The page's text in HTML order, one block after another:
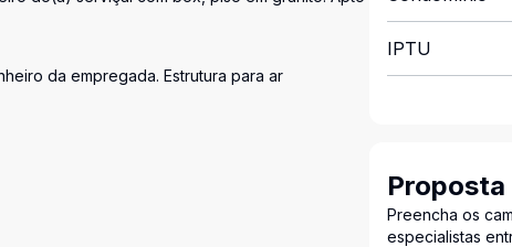
da empregada. Estrutura para ar
IPTU
Proposta
Preencha os
especialistas